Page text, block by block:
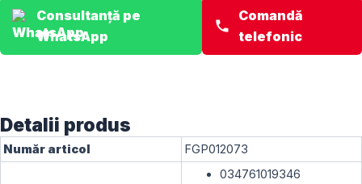
Consultanță pe
WhatsApp
Comandă
telefonic
Detalii produs
Număr articol FGP012073
034761019346